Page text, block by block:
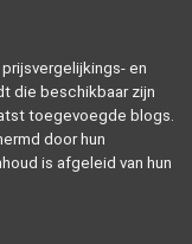
en
die beschikbaar zijn
toegevoegde blogs.
door hun
is afgeleid van hun